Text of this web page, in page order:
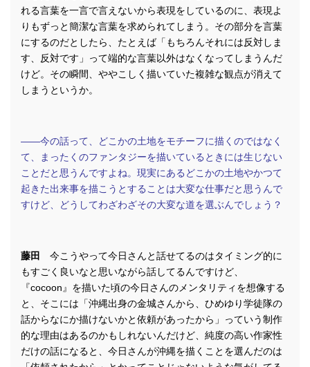
れる言葉を一言で言えないから表現をしているのに、表現よ
りもずっと簡潔な言葉を求められてしまう。その部分を言葉
にするのだとしたら、たとえば「もちろんそれには反対しま
す、反対です」って端的な言葉以外はなくなってしまうんだ
けど。その瞬間、ややこしく描いていた複雑な観点が消えて
しまうというか。
――今の話って、どこかの土地をモチーフに描くのではなく
て、まったくのファンタジーを描いているときには生じない
ことだと思うんですよね。現実にあるどこかの土地やかつて
起きた出来事を描こうとすることは大変な仕事だと思うんで
すけど、どうしてわざわざその大変な道を選ぶんでしょう？
藤田
今こうやって今日さんと話せてるのはタイミング的に
もすごく良いなと思いながら話してるんですけど、
『cocoon』を描いた頃の今日さんのメンタリティを想像する
と、そこには「沖縄出身の金城さんから、ひめゆり学徒隊の
話からなにか描けないかと依頼があったから」っていう制作
的な理由はあるのかもしれないんだけど、純度の高い作家性
だけの話になると、今日さんが沖縄を描くことを選んだのは